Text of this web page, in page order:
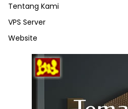
Tentang Kami
VPS Server
Website